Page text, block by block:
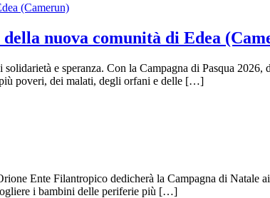
della nuova comunità di Edea
e speranza. Con la Campagna di Pasqua
più poveri, dei malati, degli orfani e delle […]
Ente Filantropico dedicherà la Campagna di Natale
i bambini delle periferie più […]